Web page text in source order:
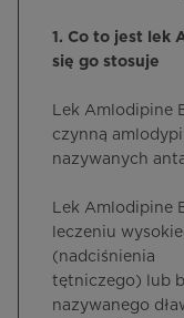
1. Co to jest lek
się go stosuje
Lek Amlodipine
czynną
nazywanych
Lek Amlodipine
leczeniu
(nadciśnienia
tętniczego) lub
nazywanego